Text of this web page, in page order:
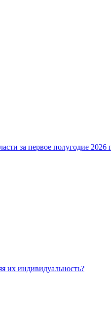
за первое полугодие
их индивидуальность?